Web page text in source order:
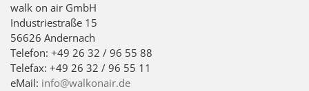
walk on air GmbH
Industriestraße 15
56626 Andernach
Telefon: +49 26 32 / 96 55 88
Telefax: +49 26 32 / 96 55 11
eMail: info@walkonair.de